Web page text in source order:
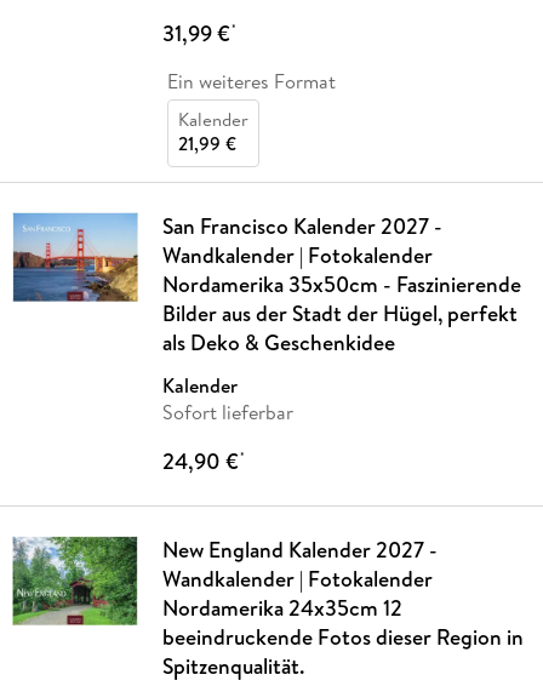
31,99 €*
Ein weiteres Format
Kalender
21,99 €
San Francisco Kalender 2027 -
Wandkalender | Fotokalender
Nordamerika 35x50cm - Faszinierende
Bilder aus der Stadt der Hügel, perfekt
als Deko & Geschenkidee
Kalender
Sofort lieferbar
24,90 €*
New England Kalender 2027 -
Wandkalender | Fotokalender
Nordamerika 24x35cm 12
beeindruckende Fotos dieser Region in
Spitzenqualität.